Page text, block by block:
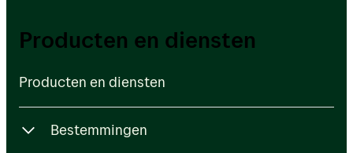
Producten en diensten
Producten en diensten
Producten en diensten
Bestemmingen